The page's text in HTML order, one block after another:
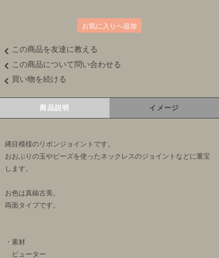
お気に入りへ追加
この商品を友達に教える
この商品について問い合わせる
買い物を続ける
商品説明 イメージ
縄目模様のリボンジョイントです。
おおぶりの玉やビーズを使ったネックレスのジョイントなどに重宝
します。
お色は真鍮古美。
両面タイプです。
・素材
ピューター